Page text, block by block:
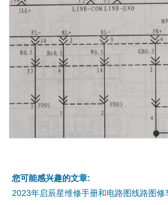
您可能感兴趣的文章:
2023年启辰星维修手册和电路图线路图修